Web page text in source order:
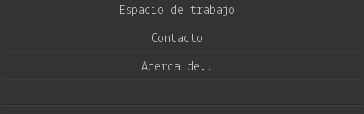
Espacio de trabajo
Contacto
Acerca de..